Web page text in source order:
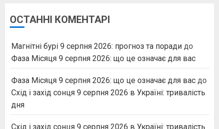
ОСТАННІ КОМЕНТАРІ
Магнітні бурі 9 серпня 2026: прогноз та поради до
Фаза Місяця 9 серпня 2026: що це означає для вас
Фаза Місяця 9 серпня 2026: що це означає для вас до
Схід і захід сонця 9 серпня 2026 в Україні: тривалість
дня
Схід і захід сонця 9 серпня 2026 в Україні: тривалість